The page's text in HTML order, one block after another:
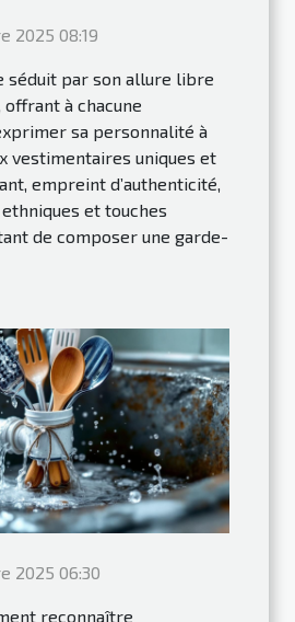
2025 08:19
séduit par son allure libre
à chacune
sa personnalité à
vestimentaires uniques et
empreint d’authenticité,
et touches
de composer une garde-
2025 06:30
reconnaître